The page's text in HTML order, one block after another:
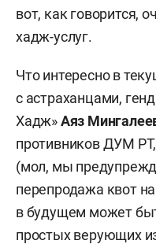
вот, как говорится,
хадж-услуг.
Что интересно в
с астраханцами,
Хадж»Аяз
противников ДУМ
(мол, мы
перепродажа квот
в будущем может
простых верующих